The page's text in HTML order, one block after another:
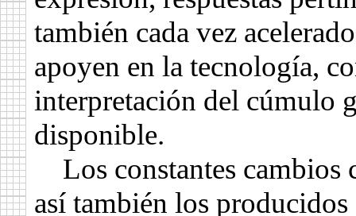
también cada vez
apoyen en la tecnología,
interpretación del cúmulo
disponible.
Los constantes cambios
así también los